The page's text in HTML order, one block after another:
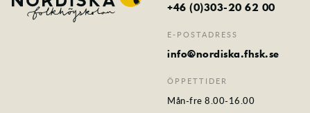
+46 (0)303-20 62 00
E-POSTADRESS
info@nordiska.fhsk.se
ÖPPETTIDER
Mån-fre 8.00-16.00